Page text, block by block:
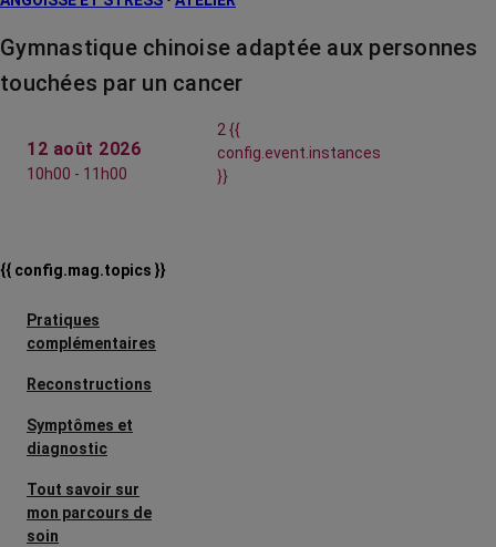
Gymnastique chinoise adaptée aux personnes
touchées par un cancer
12 août 2026
10h00 - 11h00
2 {{
config.event.instances
}}
{{ config.mag.topics }}
Pratiques
complémentaires
Reconstructions
Symptômes et
diagnostic
Tout savoir sur
mon parcours de
soin